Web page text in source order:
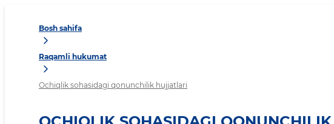
Bosh sahifa
Raqamli hukumat
Ochiqlik sohasidagi qonunchilik hujjatlari